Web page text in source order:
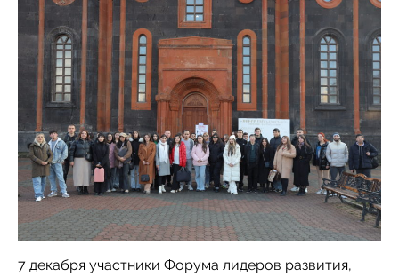
7 декабря участники Форума лидеров развития,